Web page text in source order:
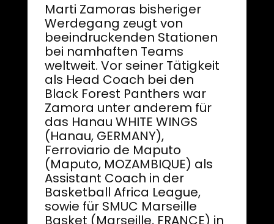
Marti Zamoras bisheriger
Werdegang zeugt von
beeindruckenden Stationen
bei namhaften Teams
weltweit. Vor seiner Tätigkeit
als Head Coach bei den
Black Forest Panthers war
Zamora unter anderem für
das Hanau WHITE WINGS
(Hanau, GERMANY),
Ferroviario de Maputo
(Maputo, MOZAMBIQUE) als
Assistant Coach in der
Basketball Africa League,
sowie für SMUC Marseille
Basket (Marseille, FRANCE) in